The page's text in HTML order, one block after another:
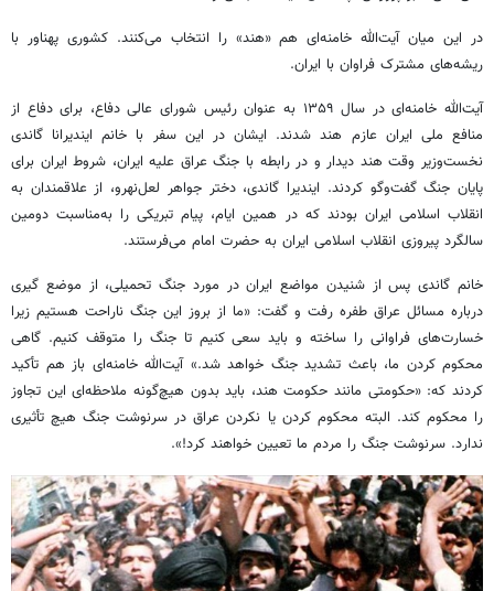
در این میان آیت‌الله خامنه‌ای هم «هند» را انتخاب می‌کنند. کشوری پهناور با
ریشه‌های مشترک فراوان با ایران.
آیت‌الله خامنه‌ای در سال ۱۳۵۹ به عنوان رئیس شورای عالی دفاع، برای دفاع از
منافع ملی ایران عازم هند شدند. ایشان در این سفر با خانم ایندیرانا گاندی
نخست‌وزیر وقت هند دیدار و در رابطه با جنگ عراق علیه ایران، شروط ایران برای
پایان جنگ گفت‌وگو کردند. ایندیرا گاندی، دختر جواهر لعل‌نهرو، از علاقمندان به
انقلاب اسلامی ایران بودند که در همین ایام، پیام تبریکی را به‌مناسبت دومین
سالگرد پیروزی انقلاب اسلامی ایران به حضرت امام می‌فرستند.
خانم گاندی پس از شنیدن مواضع ایران در مورد جنگ تحمیلی، از موضع گیری
درباره مسائل عراق طفره رفت و گفت: «ما از بروز این جنگ ناراحت هستیم زیرا
خسارت‌های فراوانی را ساخته و باید سعی کنیم تا جنگ را متوقف کنیم. گاهی
محکوم کردن ما، باعث تشدید جنگ خواهد شد.» آیت‌الله خامنه‌ای باز هم تأکید
کردند که: «حکومتی مانند حکومت هند، باید بدون هیچ‌گونه ملاحظه‌ای این تجاوز
را محکوم کند. البته محکوم کردن یا نکردن عراق در سرنوشت جنگ هیچ تأثیری
ندارد. سرنوشت جنگ را مردم ما تعیین خواهند کرد!».